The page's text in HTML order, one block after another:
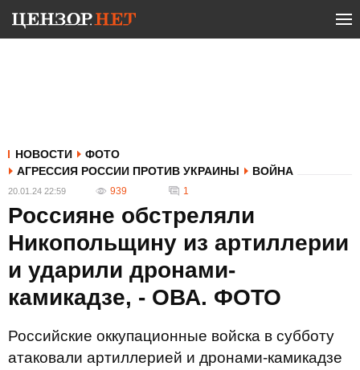
НОВОСТИ
ФОТО
АГРЕССИЯ РОССИИ ПРОТИВ УКРАИНЫ
ВОЙНА
20.01.24 22:59 939 1
Россияне обстреляли
Никопольщину из артиллерии
и ударили дронами-
камикадзе, - ОВА. ФОТО
Российские оккупационные войска в субботу
атаковали артиллерией и дронами-камикадзе